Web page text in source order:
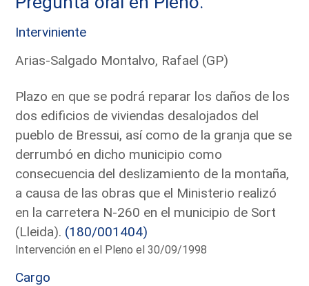
Interviniente
Arias-Salgado Montalvo, Rafael (GP)
Plazo en que se podrá reparar los daños de los
dos edificios de viviendas desalojados del
pueblo de Bressui, así como de la granja que se
derrumbó en dicho municipio como
consecuencia del deslizamiento de la montaña,
a causa de las obras que el Ministerio realizó
en la carretera N-260 en el municipio de Sort
(Lleida). (180/001404)
Intervención en el Pleno el 30/09/1998
Cargo